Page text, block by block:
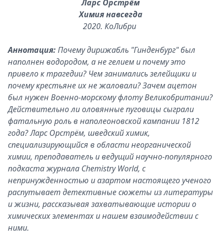
Ларс Орстрём
Химия навсегда
2020. КоЛибри
Аннотация:Почему дирижабль "Гинденбург" был
наполнен водородом, а не гелием и почему это
привело к трагедии? Чем занимались зелейщики и
почему крестьяне их не жаловали? Зачем ацетон
был нужен Военно-морскому флоту Великобритании?
Действительно ли оловянные пуговицы сыграли
фатальную роль в наполеоновской кампании 1812
года? Ларс Орстрём, шведский химик,
специализирующийся в области неорганической
химии, преподаватель и ведущий научно-популярного
подкаста журнала Chemistry World, с
непринужденностью и азартом настоящего ученого
распутывает детективные сюжеты из литературы
и жизни, рассказывая захватывающие истории о
химических элементах и нашем взаимодействии с
ними.